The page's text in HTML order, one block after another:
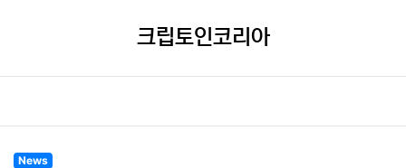
크립토인코리아
News